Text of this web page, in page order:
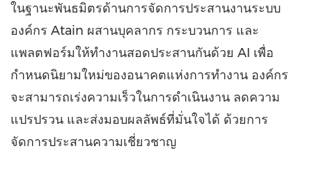
ในฐานะพันธมิตรด้านการจัดการประสานงานระบบ
องค์กร Atain ผสานบุคลากร กระบวนการ และ
แพลตฟอร์มให้ทำงานสอดประสานกันด้วย AI เพื่อ
กำหนดนิยามใหม่ของอนาคตแห่งการทำงาน องค์กร
จะสามารถเร่งความเร็วในการดำเนินงาน ลดความ
แปรปรวน และส่งมอบผลลัพธ์ที่มั่นใจได้ ด้วยการ
จัดการประสานความเชี่ยวชาญ